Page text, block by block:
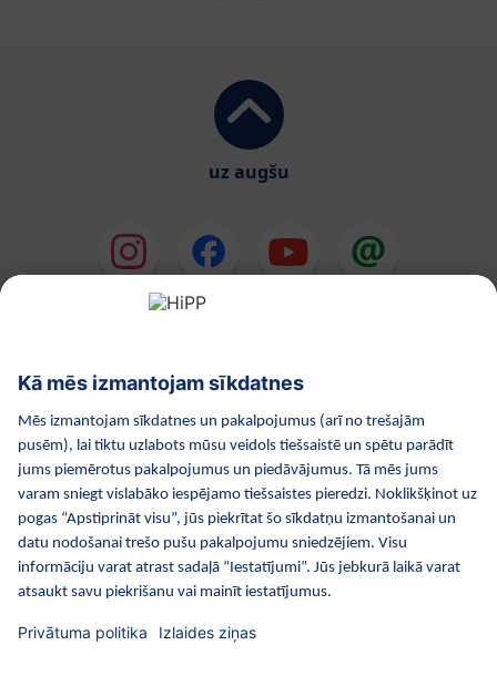
uz augšu
HiPP Mazuļa ēdināšana
HiPP Kosmētika
HiPP Grūtniecība
Privātuma politika
Lietošanas noteikumi
Izejošie dati
Par kompāniju HiPP Kontakti